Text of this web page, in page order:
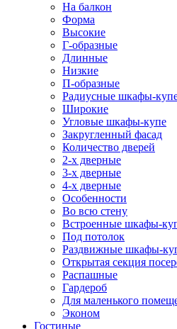
На балкон
Форма
Высокие
Г-образные
Длинные
Низкие
П-образные
Радиусные шкафы-
Широкие
Угловые шкафы-купе
Закругленный фасад
Количество дверей
2-х дверные
3-х дверные
4-х дверные
Особенности
Во всю стену
Встроенные шкафы-
Под потолок
Раздвижные шкафы-
Открытая секция
Распашные
Гардероб
Для маленького
Эконом
Гостиные